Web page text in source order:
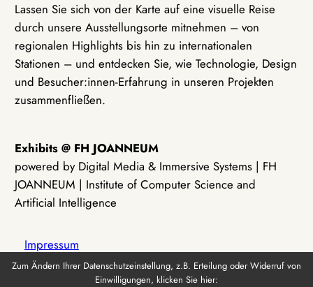
Lassen Sie sich von der Karte auf eine visuelle Reise
durch unsere Ausstellungsorte mitnehmen – von
regionalen Highlights bis hin zu internationalen
Stationen – und entdecken Sie, wie Technologie, Design
und Besucher:innen-Erfahrung in unseren Projekten
zusammenfließen.
Exhibits @ FH JOANNEUM
powered by Digital Media & Immersive Systems | FH
JOANNEUM | Institute of Computer Science and
Artificial Intelligence
Impressum
Zum Ändern Ihrer Datenschutzeinstellung, z.B. Erteilung oder Widerruf von
Einwilligungen, klicken Sie hier: